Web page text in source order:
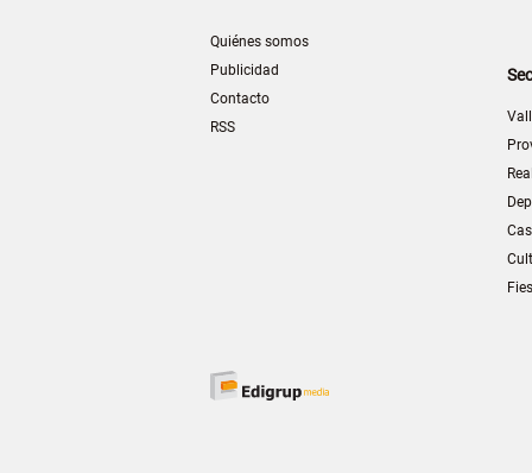
Quiénes somos
Publicidad
Contacto
RSS